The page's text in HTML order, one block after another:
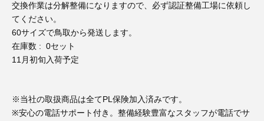
交換作業は分解整備になりますので、必ず認証整備工場に依頼し
てください。
60サイズで鳥取から発送します。
在庫数 : 0セット
11月初旬入荷予定
※当社の取扱商品は全てPL保険加入済みです。
※安心の電話サポート付き。整備経験豊富なスタッフが電話でサ